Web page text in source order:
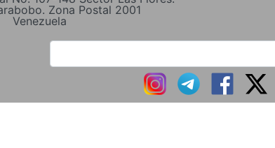
Zona Postal 2001
Venezuela